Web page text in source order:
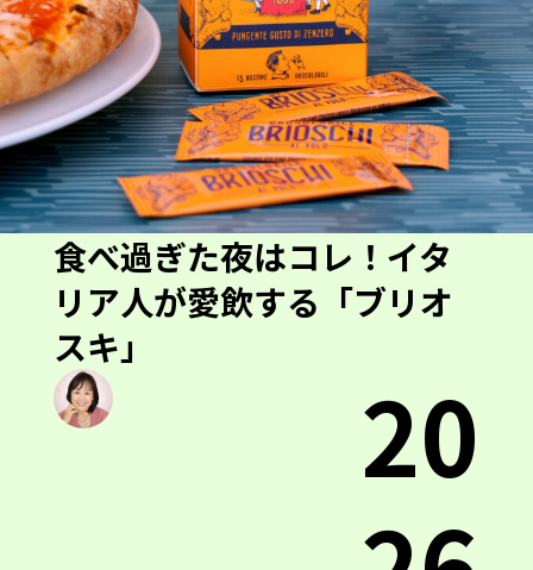
食べ過ぎた夜はコレ！イタ
リア人が愛飲する「ブリオ
スキ」
20